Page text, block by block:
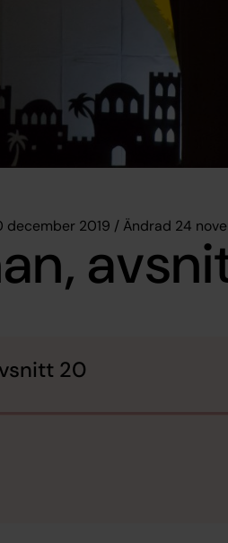
2019 / Ändrad 24
20